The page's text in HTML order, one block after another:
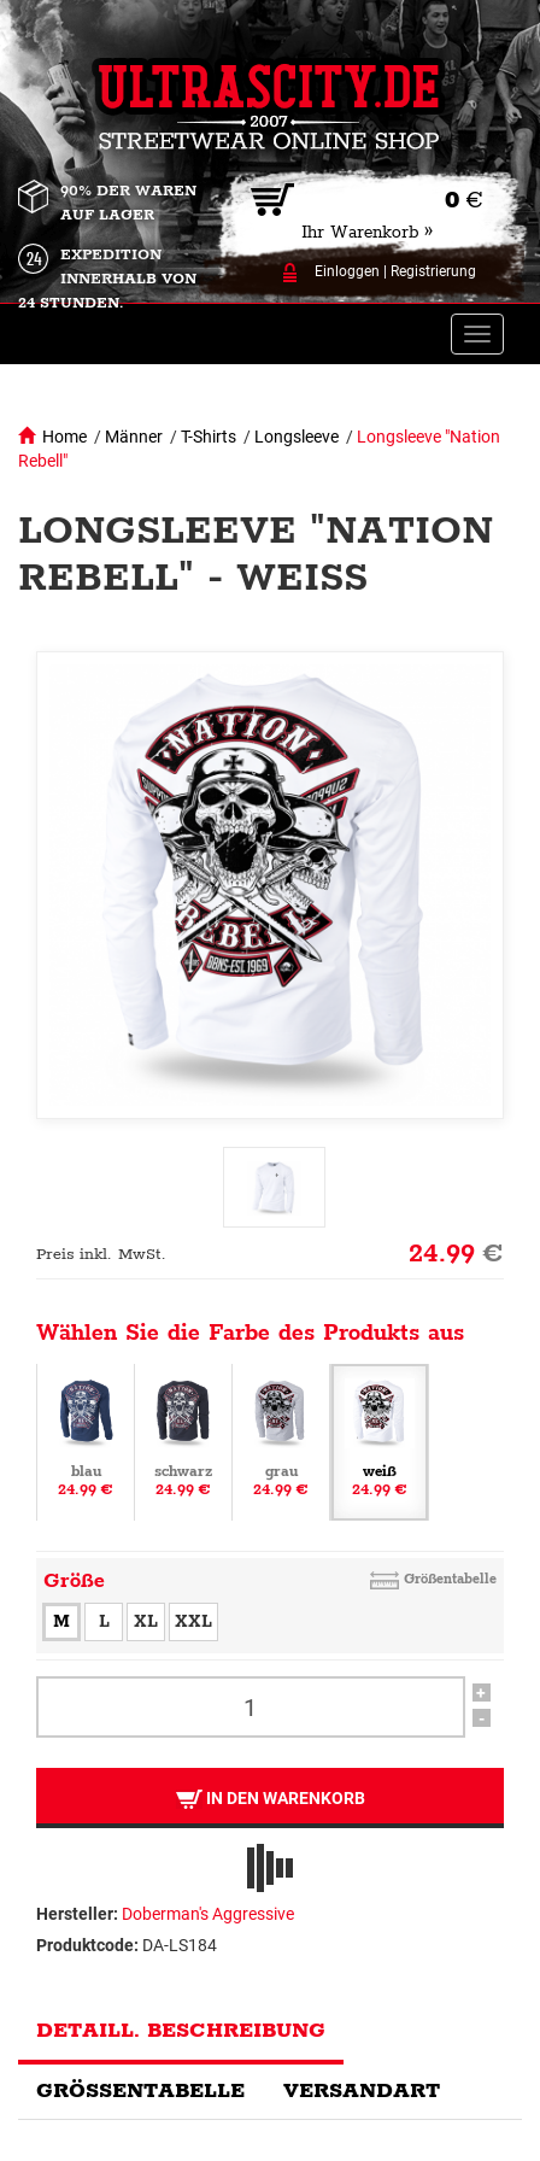
0 €
Ihr Warenkorb »
Einloggen Registrierung
90% DER WAREN
AUF LAGER
EXPEDITION
INNERHALB VON
24 STUNDEN.
Toggle
Home / Männer /T-Shirts / Longsleeve / Longsleeve "Nation
Rebell"
LONGSLEEVE "NATION
REBELL" - WEISS
Preis inkl. MwSt. 24.99€
Wählen Sie die Farbe des Produkts aus
blau
24.99 €
schwarz
24.99 €
grau
24.99 €
weiß
24.99 €
Größe Größentabelle
M L XL XXL
+
-
IN DEN WARENKORB
Hersteller: Doberman's Aggressive
Produktcode: DA-LS184
DETAILL. BESCHREIBUNG
GRÖSSENTABELLE VERSANDART